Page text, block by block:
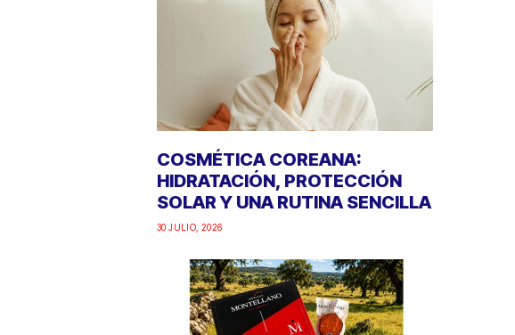
COSMÉTICA COREANA:
HIDRATACIÓN, PROTECCIÓN
SOLAR Y UNA RUTINA SENCILLA
30 JULIO, 2026